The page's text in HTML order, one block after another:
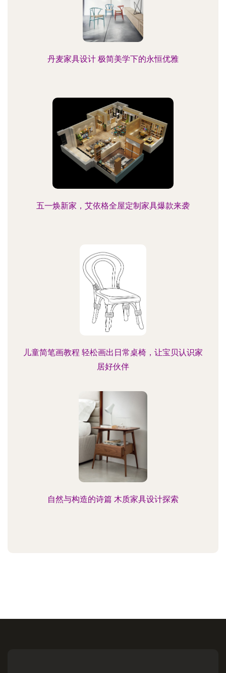
丹麦家具设计 极简美学下的永恒优雅
五一焕新家，艾依格全屋定制家具爆款来袭
儿童简笔画教程 轻松画出日常桌椅，让宝贝认识家
居好伙伴
自然与构造的诗篇 木质家具设计探索